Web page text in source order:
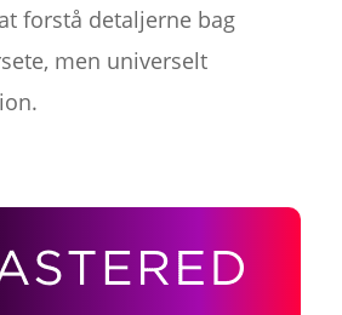
forstå detaljerne bag
men universelt